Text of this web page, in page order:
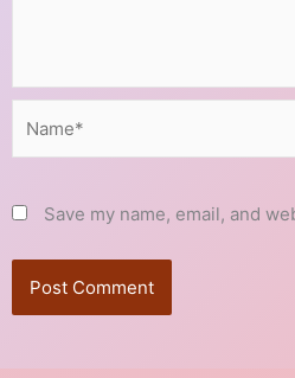
Save my name, email, and